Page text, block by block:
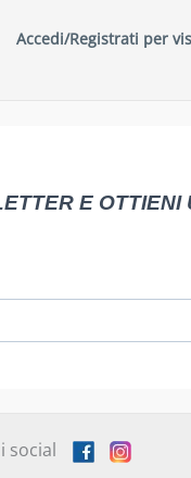
Accedi/Registrati per
social